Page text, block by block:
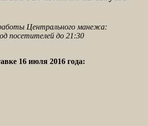
Центрального манежа:
посетителей до 21:30
16 июля 2016 года: